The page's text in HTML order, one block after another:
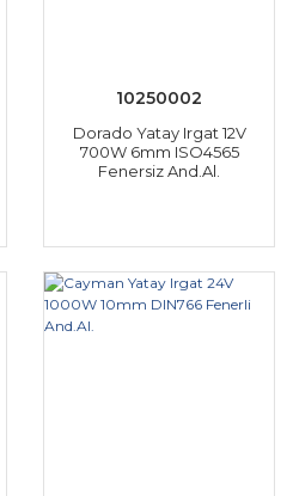
10250002
Dorado Yatay Irgat 12V
700W 6mm ISO4565
Fenersiz And.Al.